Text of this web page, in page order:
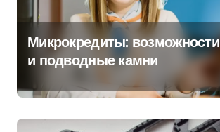
Микрокредиты: возможности
и подводные камни